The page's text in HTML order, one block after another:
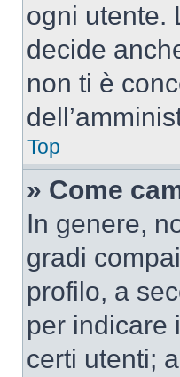
ogni utente.
decide
non ti è
Top
» Come
In genere,
gradi
profilo, a
per indicare
certi utenti;